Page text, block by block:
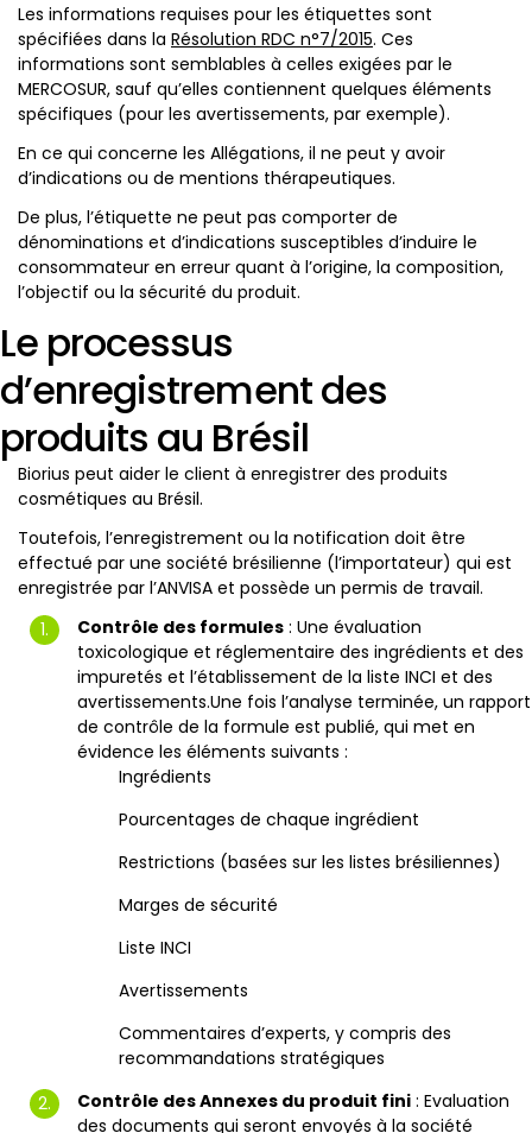
Les informations requises pour les étiquettes sont
spécifiées dans la Résolution RDC n°7/2015. Ces
informations sont semblables à celles exigées par le
MERCOSUR, sauf qu’elles contiennent quelques éléments
spécifiques (pour les avertissements, par exemple).
En ce qui concerne les Allégations, il ne peut y avoir
d’indications ou de mentions thérapeutiques.
De plus, l’étiquette ne peut pas comporter de
dénominations et d’indications susceptibles d’induire le
consommateur en erreur quant à l’origine, la composition,
l’objectif ou la sécurité du produit.
Le processus
d’enregistrement des
produits au Brésil
Biorius peut aider le client à enregistrer des produits
cosmétiques au Brésil.
Toutefois, l’enregistrement ou la notification doit être
effectué par une société brésilienne (l’importateur) qui est
enregistrée par l’ANVISA et possède un permis de travail.
Contrôle des formules : Une évaluation
toxicologique et réglementaire des ingrédients et des
impuretés et l’établissement de la liste INCI et des
avertissements.Une fois l’analyse terminée, un rapport
de contrôle de la formule est publié, qui met en
évidence les éléments suivants :
Ingrédients
Pourcentages de chaque ingrédient
Restrictions (basées sur les listes brésiliennes)
Marges de sécurité
Liste INCI
Avertissements
Commentaires d’experts, y compris des
recommandations stratégiques
Contrôle des Annexes du produit fini : Evaluation
des documents qui seront envoyés à la société